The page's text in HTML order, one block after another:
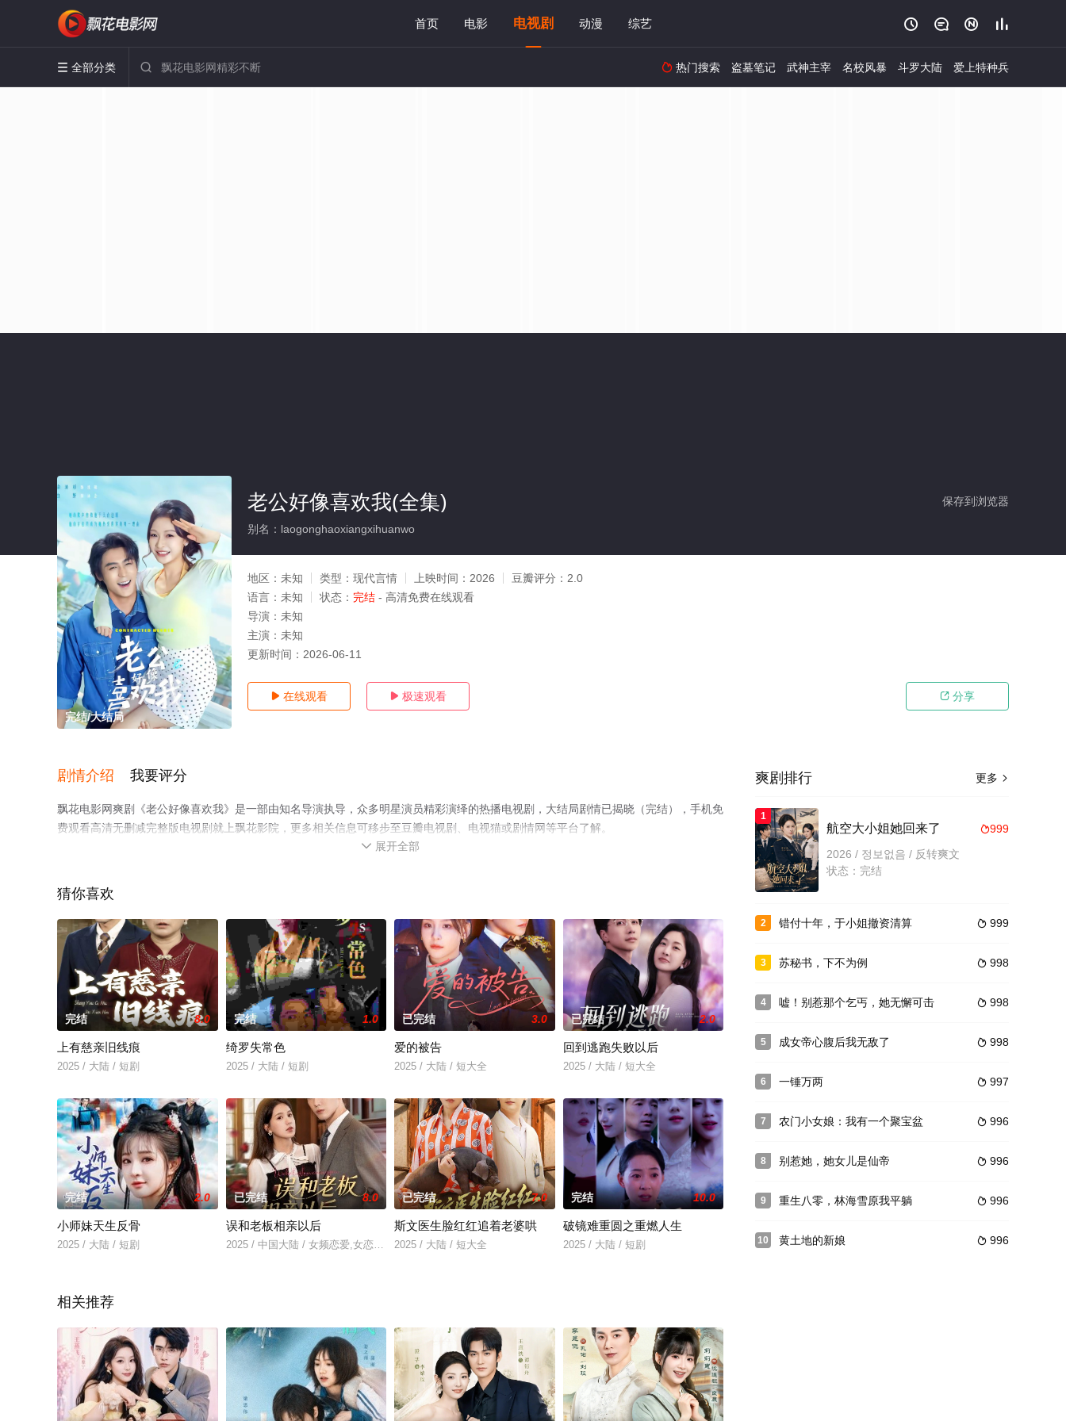
首页 电影 电视剧 动漫 综艺    
 全部分类   热门搜索 盗墓笔记 武神主宰 名校风暴 斗罗大陆 爱上特种兵
完结/大结局
保存到浏览器
老公好像喜欢我(全集)
别名：laogonghaoxiangxihuanwo
地区： 未知 类型： 现代言情 上映时间： 2026 豆瓣评分： 2.0
语言： 未知 状态： 完结 - 高清免费在线观看
导演： 未知
主演： 未知
更新时间： 2026-06-11
 在线观看  极速观看  分享
剧情介绍 我要评分
飘花电影网爽剧《老公好像喜欢我》是一部由知名导演执导，众多明星演员精彩演绎的热播电视剧，大结局剧情已揭晓（完结），手机免
费观看高清无删减完整版电视剧就上飘花影院，更多相关信息可移步至豆瓣电视剧、电视猫或剧情网等平台了解。
 展开全部
猜你喜欢
完结 8.0
上有慈亲旧线痕
2025 / 大陆 / 短剧
完结 1.0
绮罗失常色
2025 / 大陆 / 短剧
已完结 3.0
爱的被告
2025 / 大陆 / 短大全
已完结 2.0
回到逃跑失败以后
2025 / 大陆 / 短大全
完结 2.0
小师妹天生反骨
2025 / 大陆 / 短剧
已完结 8.0
误和老板相亲以后
2025 / 中国大陆 / 女频恋爱,女恋总裁
已完结 7.0
斯文医生脸红红追着老婆哄
2025 / 大陆 / 短大全
完结 10.0
破镜难重圆之重燃人生
2025 / 大陆 / 短剧
相关推荐
更多 
爽剧排行
1
999
航空大小姐她回来了
2026 / 정보없음 / 反转爽文
状态：完结
2  999
错付十年，于小姐撤资清算
3  998
苏秘书，下不为例
4  998
嘘！别惹那个乞丐，她无懈可击
5  998
成女帝心腹后我无敌了
6  997
一锤万两
7  996
农门小女娘：我有一个聚宝盆
8  996
别惹她，她女儿是仙帝
9  996
重生八零，林海雪原我平躺
10  996
黄土地的新娘